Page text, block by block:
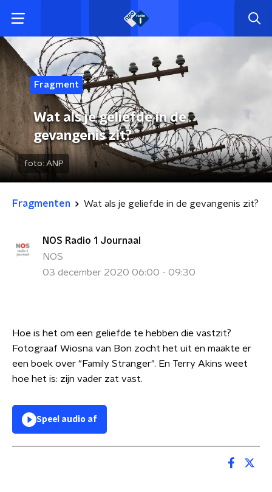
Fragment
Wat als je geliefde in de
gevangenis zit?
foto: ANP
Fragmenten Wat als je geliefde in de gevangenis zit?
NOS Radio 1 Journaal
NOS
03 december 2020 06:00 - 09:30
Hoe is het om een geliefde te hebben die vastzit?
Fotograaf Wiosna van Bon zocht het uit en maakte er
een boek over "Family Stranger". En Terry Akins weet
hoe het is: zijn vader zat vast.
Speel audio af